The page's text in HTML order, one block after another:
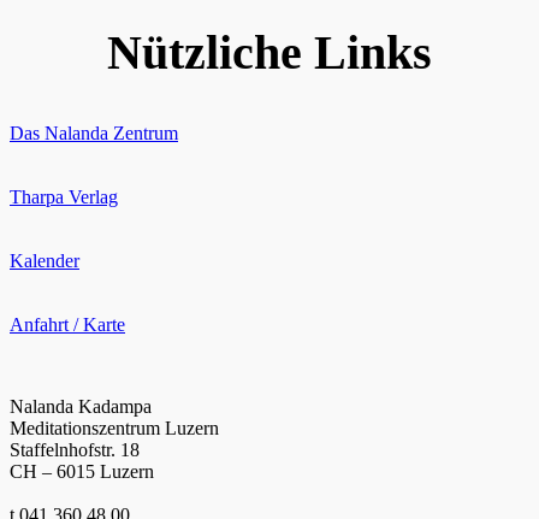
Nützliche Links
Das Nalanda Zentrum
Tharpa Verlag
Kalender
Anfahrt / Karte
Nalanda Kadampa
Meditationszentrum Luzern
Staffelnhofstr. 18
CH – 6015 Luzern